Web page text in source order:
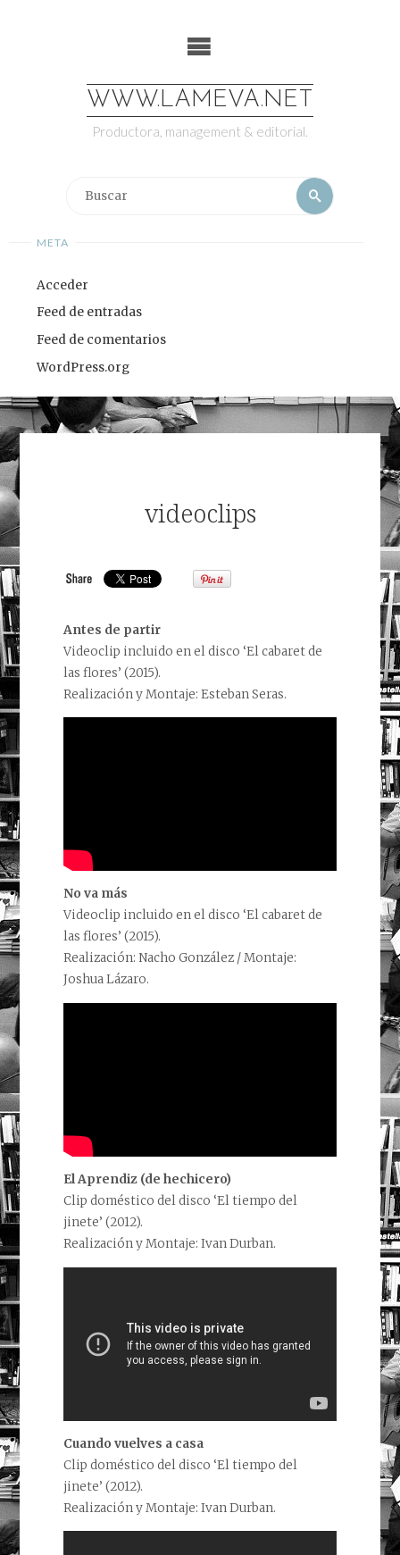
WWW.LAMEVA.NET
Productora, management & editorial.
Buscar
META
Acceder
Feed de entradas
Feed de comentarios
WordPress.org
videoclips
Antes de partir
Videoclip incluido en el disco ‘El cabaret de
las flores’ (2015).
Realización y Montaje: Esteban Seras.
No va más
Videoclip incluido en el disco ‘El cabaret de
las flores’ (2015).
Realización: Nacho González / Montaje:
Joshua Lázaro.
El Aprendiz (de hechicero)
Clip doméstico del disco ‘El tiempo del
jinete’ (2012).
Realización y Montaje: Ivan Durban.
Cuando vuelves a casa
Clip doméstico del disco ‘El tiempo del
jinete’ (2012).
Realización y Montaje: Ivan Durban.